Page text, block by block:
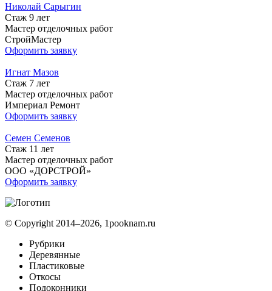
Николай Сарыгин
Стаж 9 лет
Мастер отделочных работ
СтройМастер
Оформить заявку
Игнат Мазов
Стаж 7 лет
Мастер отделочных работ
Империал Ремонт
Оформить заявку
Семен Семенов
Стаж 11 лет
Мастер отделочных работ
ООО «ДОРСТРОЙ»
Оформить заявку
© Copyright 2014–2026, 1pooknam.ru
Рубрики
Деревянные
Пластиковые
Откосы
Подоконники